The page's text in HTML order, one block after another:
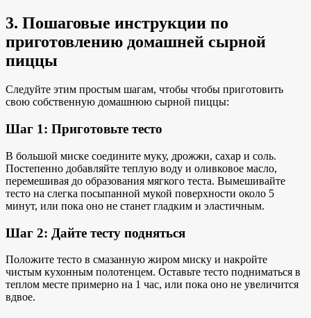
3. Пошаговые инструкции по
приготовлению домашней сырной
пиццы
Следуйте этим простым шагам, чтобы чтобы приготовить
свою собственную домашнюю сырной пиццы:
Шаг 1: Приготовьте тесто
В большой миске соедините муку, дрожжи, сахар и соль.
Постепенно добавляйте теплую воду и оливковое масло,
перемешивая до образования мягкого теста. Вымешивайте
тесто на слегка посыпанной мукой поверхности около 5
минут, или пока оно не станет гладким и эластичным.
Шаг 2: Дайте тесту подняться
Положите тесто в смазанную жиром миску и накройте
чистым кухонным полотенцем. Оставьте тесто подниматься в
теплом месте примерно на 1 час, или пока оно не увеличится
вдвое.